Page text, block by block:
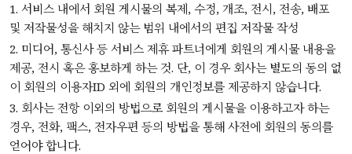
1. 서비스 내에서 회원 게시물의 복제, 수정, 개조, 전시, 전송, 배포
및 저작물성을 해치지 않는 범위 내에서의 편집 저작물 작성
2. 미디어, 통신사 등 서비스 제휴 파트너에게 회원의 게시물 내용을
제공, 전시 혹은 홍보하게 하는 것. 단, 이 경우 회사는 별도의 동의 없
이 회원의 이용자ID 외에 회원의 개인정보를 제공하지 않습니다.
3. 회사는 전항 이외의 방법으로 회원의 게시물을 이용하고자 하는
경우, 전화, 팩스, 전자우편 등의 방법을 통해 사전에 회원의 동의를
얻어야 합니다.